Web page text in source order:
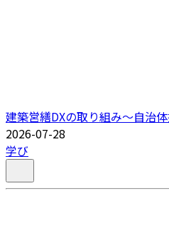
建築営繕DXの取り組み～自治
2026-07-28
学び